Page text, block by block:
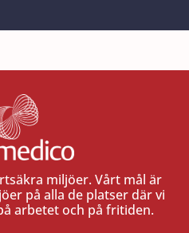
miljöer. Vårt mål är
på alla de platser där vi
arbetet och på fritiden.